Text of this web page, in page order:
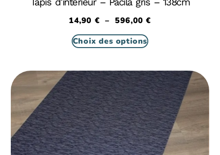
14,90 € – 596,00€
Choix des options